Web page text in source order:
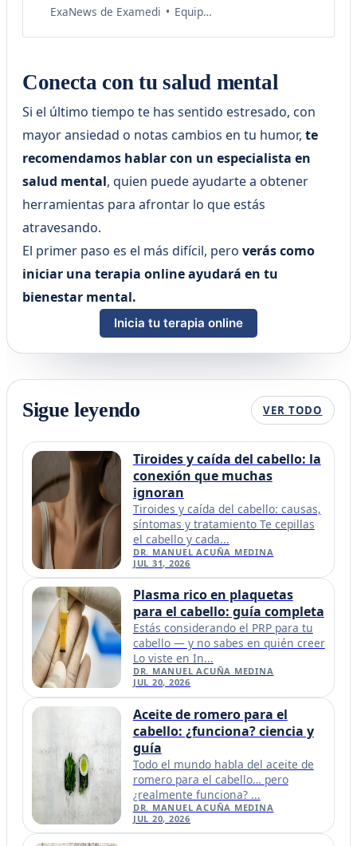
revertir la situación, ¡llegaste al
ExaNews de Examedi Equipo de Salud Examedi
Conecta con tu salud mental
Si el último tiempo te has sentido estresado, con
mayor ansiedad o notas cambios en tu humor,te
recomendamos hablar con un especialista en
salud mental, quien puede ayudarte a obtener
herramientas para afrontar lo que estás
atravesando.
El primer paso es el más difícil, peroverás como
iniciar una terapia online ayudará en tu
bienestar mental.
Inicia tu terapia online
Sigue leyendo VER TODO
Tiroides y caída del cabello: la
conexión que muchas
ignoran
Tiroides y caída del cabello: causas,
síntomas y tratamiento Te cepillas
el cabello y cada...
DR. MANUEL ACUÑA MEDINA
JUL 31, 2026
Plasma rico en plaquetas
para el cabello: guía completa
Estás considerando el PRP para tu
cabello — y no sabes en quién creer
Lo viste en In...
DR. MANUEL ACUÑA MEDINA
JUL 20, 2026
Aceite de romero para el
cabello: ¿funciona? ciencia y
guía
Todo el mundo habla del aceite de
romero para el cabello… pero
¿realmente funciona? ...
DR. MANUEL ACUÑA MEDINA
JUL 20, 2026